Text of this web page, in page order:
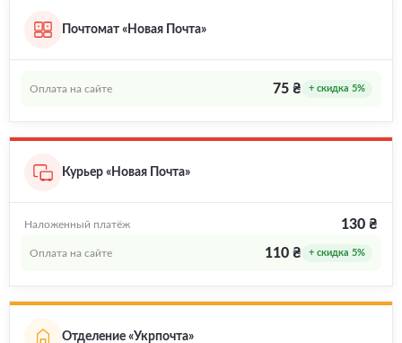
Почтомат «Новая Почта»
Оплата на сайте 75 ₴ + скидка 5%
Курьер «Новая Почта»
Наложенный платёж 130 ₴
Оплата на сайте 110 ₴ + скидка 5%
Отделение «Укрпочта»